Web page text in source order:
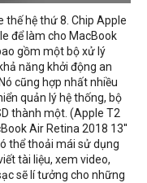
thế hệ thứ 8. Chip Apple
để làm cho MacBook
gồm một bộ xử lý
năng khởi động an
cũng hợp nhất nhiều
quản lý hệ thống, bộ
thành một. (Apple T2
Air Retina 2018 13''
thể thoải mái sử dụng
tài liệu, xem video,
sẽ lí tưởng cho những